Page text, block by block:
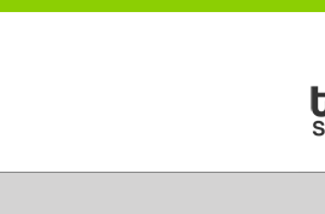
Direkt zum Inhalt